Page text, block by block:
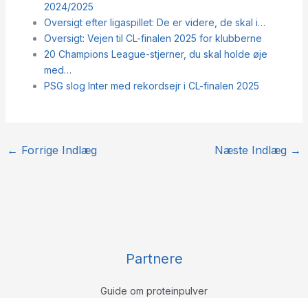
2024/2025
Oversigt efter ligaspillet: De er videre, de skal i…
Oversigt: Vejen til CL-finalen 2025 for klubberne
20 Champions League-stjerner, du skal holde øje
med…
PSG slog Inter med rekordsejr i CL-finalen 2025
← Forrige Indlæg Næste Indlæg →
Partnere
Guide om proteinpulver